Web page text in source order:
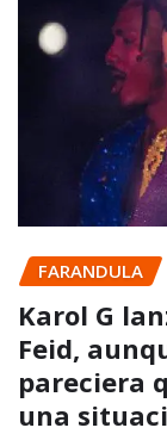
FARANDULA
Karol G
Feid,
pareciera
una